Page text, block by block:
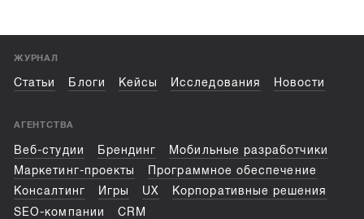
ЖУРНАЛ
Статьи Блоги Кейсы Исследования Новости
АГЕНТСТВА
Веб-студии Брендинг
Мобильные разработчики
Маркетинг-проекты
Программное обеспечение
Консалтинг
Игры UX
Корпоративные решения
SEO-компании
CRM